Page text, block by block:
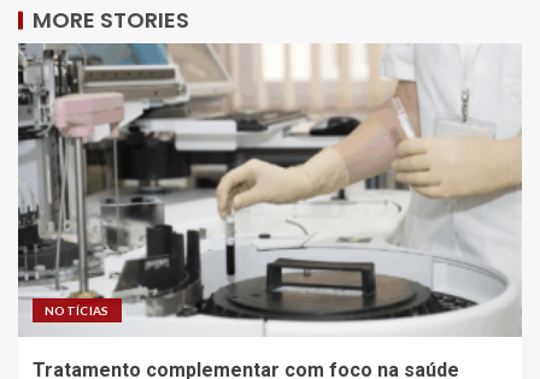
MORE STORIES
NOTÍCIAS
Tratamento complementar com foco na saúde